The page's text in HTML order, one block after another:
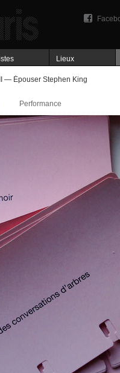
Lieux
— Épouser Stephen King
Performance